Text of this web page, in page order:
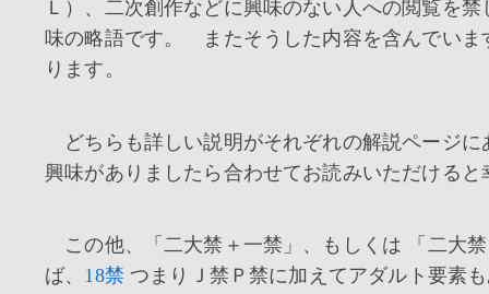
Ｌ）、二次創作などに興味のない人への閲覧を
味の略語です。 またそうした内容を含んでいま
ります。
どちらも詳しい説明がそれぞれの解説ページに
興味がありましたら合わせてお読みいただけると
この他、「二大禁＋一禁」、もしくは 「二大
ば、 18禁 つまりＪ禁Ｐ禁に加えてアダルト要素